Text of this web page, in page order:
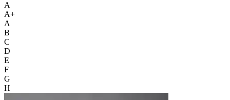
A
A+
A
B
C
D
E
F
G
H